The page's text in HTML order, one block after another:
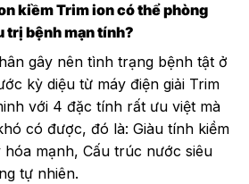
kiềm Trim ion có thể phòng
trị bệnh mạn tính?
gây nên tình trạng bệnh tật ở
kỳ diệu từ máy điện giải Trim
với 4 đặc tính rất ưu việt mà
có được, đó là: Giàu tính kiềm
mạnh, Cấu trúc nước siêu
tự nhiên.